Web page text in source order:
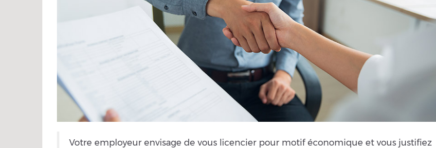
Votre employeur envisage de vous licencier pour motif économique et vous justifiez